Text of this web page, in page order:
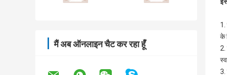
मैं अब ऑनलाइन चैट कर रहा हूँ
1.
के
2.
3.